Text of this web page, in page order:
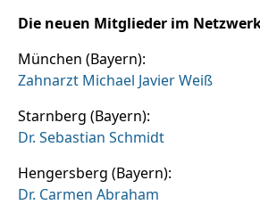
Die neuen Mitglieder im
München (Bayern):
Zahnarzt Michael Javier Weiß
Starnberg (Bayern):
Dr. Sebastian Schmidt
Hengersberg (Bayern):
Dr. Carmen Abraham